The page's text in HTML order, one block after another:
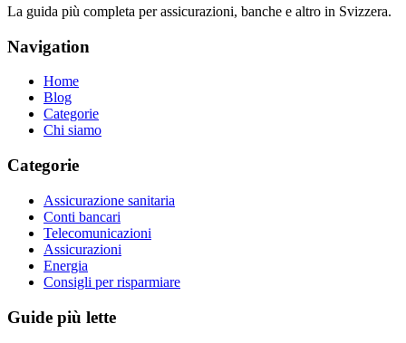
La guida più completa per assicurazioni, banche e altro in Svizzera.
Navigation
Home
Blog
Categorie
Chi siamo
Categorie
Assicurazione sanitaria
Conti bancari
Telecomunicazioni
Assicurazioni
Energia
Consigli per risparmiare
Guide più lette